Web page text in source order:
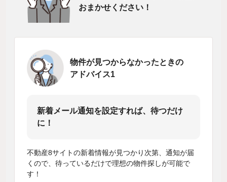
おまかせください！
物件が見つからなかったときの
アドバイス1
新着メール通知を設定すれば、待つだけ
に！
不動産8サイトの新着情報が見つかり次第、通知が届
くので、待っているだけで理想の物件探しが可能で
す！